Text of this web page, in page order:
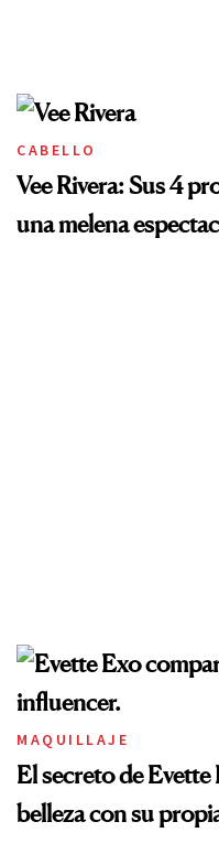
CABELLO
Vee Rivera: Sus 4
una melena
MAQUILLAJE
El secreto de
belleza con su